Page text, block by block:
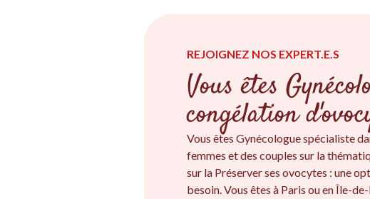
REJOIGNEZ NOS EXPERT.E.S
Vous êtes
congélation
Vous êtes Gynécologue spécialiste
femmes et des couples sur la
sur la Préserver ses ovocytes : une
besoin. Vous êtes à Paris ou en Île-